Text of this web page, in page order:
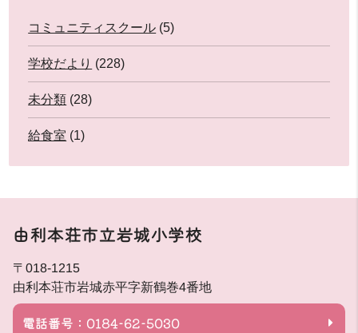
コミュニティスクール (5)
学校だより (228)
未分類 (28)
給食室 (1)
由利本荘市立岩城小学校
〒018-1215
由利本荘市岩城赤平字新鶴巻4番地
電話番号：0184-62-5030